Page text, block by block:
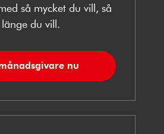
så mycket du vill, så
länge du vill.
nu